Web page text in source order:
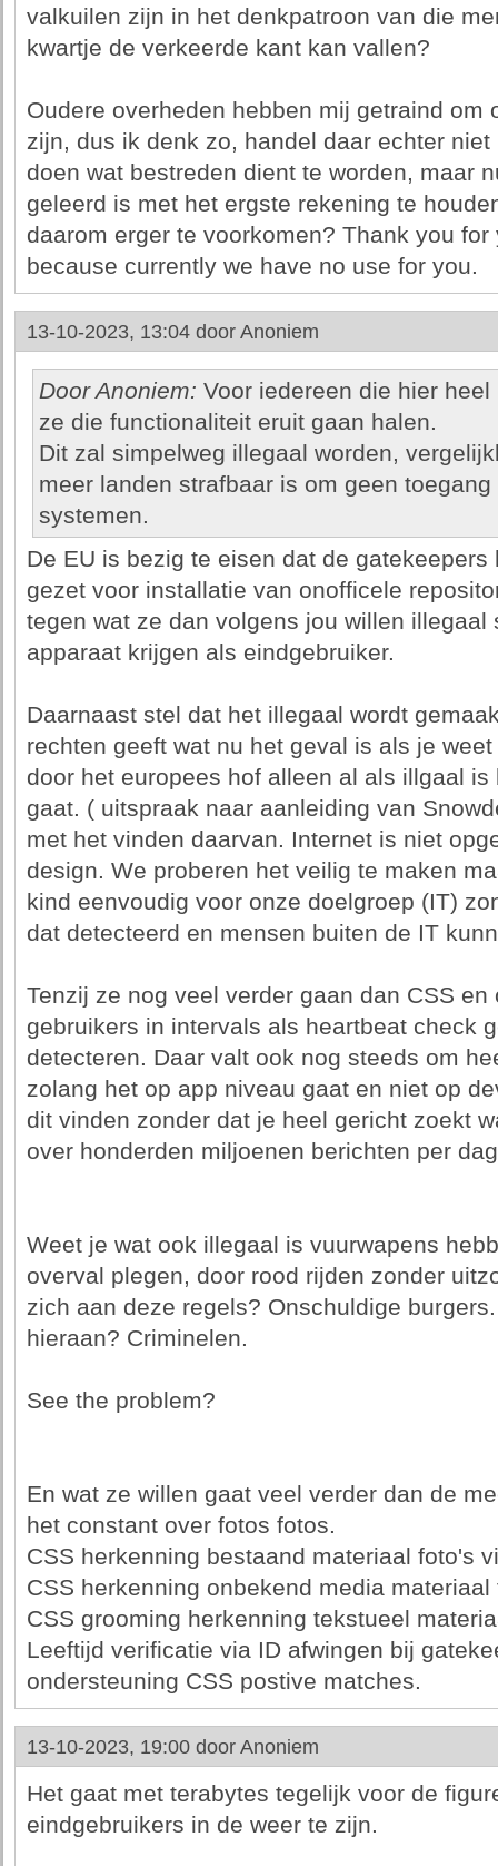
valkuilen zijn in het denkpatroon van die
kwartje de verkeerde kant kan vallen?
Oudere overheden hebben mij getraind om
zijn, dus ik denk zo, handel daar echter
doen wat bestreden dient te worden, maar
geleerd is met het ergste rekening te
daarom erger te voorkomen? Thank you
because currently we have no use for you.
13-10-2023, 13:04 door Anoniem
Door Anoniem: Voor iedereen die hier
ze die functionaliteit eruit gaan halen.
Dit zal simpelweg illegaal worden,
meer landen strafbaar is om geen
systemen.
De EU is bezig te eisen dat de
gezet voor installatie van onofficele
tegen wat ze dan volgens jou willen illegaal
apparaat krijgen als eindgebruiker.
Daarnaast stel dat het illegaal wordt
rechten geeft wat nu het geval is als je
door het europees hof alleen al als illgaal
gaat. ( uitspraak naar aanleiding van
met het vinden daarvan. Internet is niet
design. We proberen het veilig te maken
kind eenvoudig voor onze doelgroep (IT)
dat detecteerd en mensen buiten de IT
Tenzij ze nog veel verder gaan dan CSS
gebruikers in intervals als heartbeat check
detecteren. Daar valt ook nog steeds om
zolang het op app niveau gaat en niet op
dit vinden zonder dat je heel gericht zoekt
over honderden miljoenen berichten per
Weet je wat ook illegaal is vuurwapens
overval plegen, door rood rijden zonder
zich aan deze regels? Onschuldige
hieraan? Criminelen.
See the problem?
En wat ze willen gaat veel verder dan de
het constant over fotos fotos.
CSS herkenning bestaand materiaal foto's
CSS herkenning onbekend media
CSS grooming herkenning tekstueel
Leeftijd verificatie via ID afwingen bij
ondersteuning CSS postive matches.
13-10-2023, 19:00 door Anoniem
Het gaat met terabytes tegelijk voor de
eindgebruikers in de weer te zijn.